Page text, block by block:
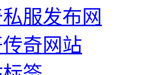
服发布网
奇网站